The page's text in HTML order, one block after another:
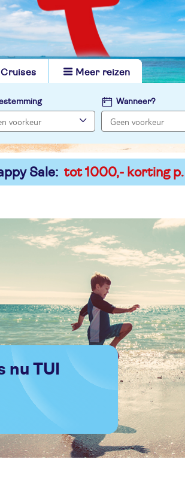
Cruises Meer reizen
Wanneer?
Sale: tot 1000,- korting p.
nu TUI